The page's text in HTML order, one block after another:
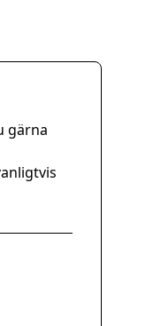
gärna